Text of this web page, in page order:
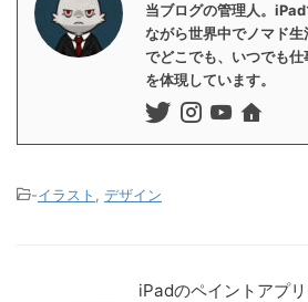
当ブログの管理人。
ながら世界中でノマド
でどこでも、いつでも
を体現しています。
-イラスト デザイン
iPadのペイントアプ